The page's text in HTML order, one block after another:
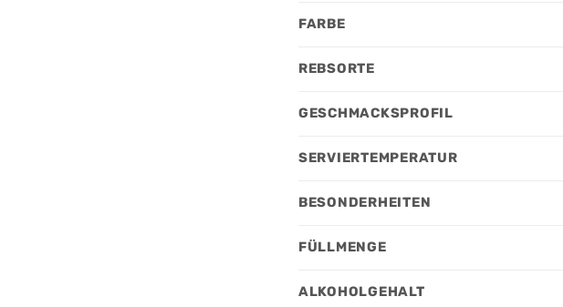
FARBE
REBSORTE
GESCHMACKSPROFIL
SERVIERTEMPERATUR
BESONDERHEITEN
FÜLLMENGE
ALKOHOLGEHALT